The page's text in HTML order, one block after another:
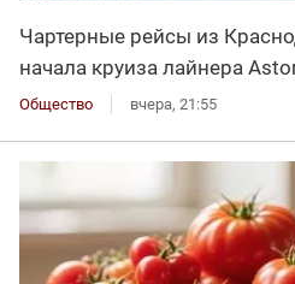
Чартерные рейсы из
начала круиза лайнера
Общество вчера, 21:55